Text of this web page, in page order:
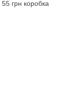
55 грн коробка